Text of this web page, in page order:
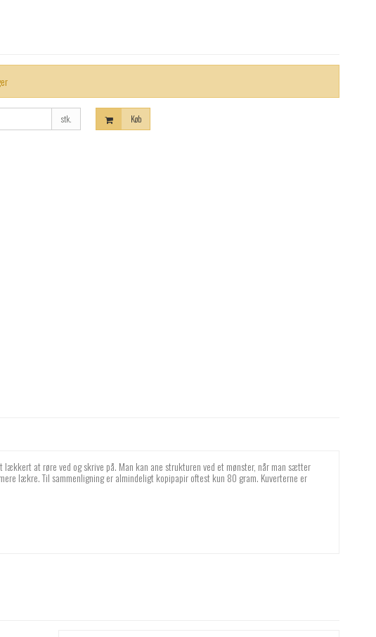
stk. Køb
at røre ved og skrive på. Man kan ane strukturen ved et mønster, når man sætter
lækre. Til sammenligning er almindeligt kopipapir oftest kun 80 gram. Kuverterne er